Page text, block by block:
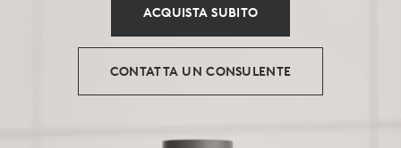
ACQUISTA SUBITO
CONTATTA UN CONSULENTE